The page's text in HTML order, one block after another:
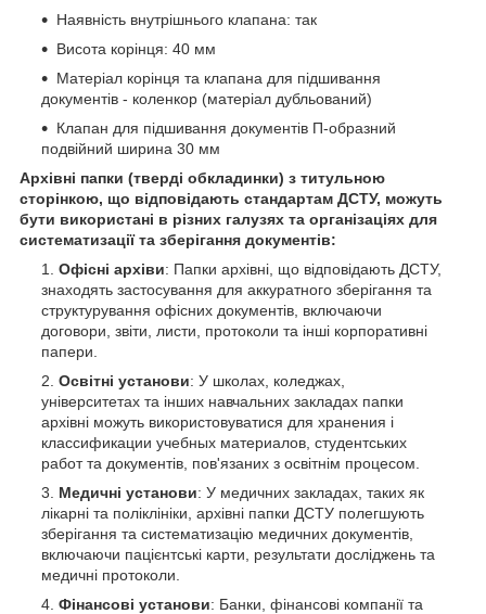
Наявність внутрішнього клапана: так
Висота корінця: 40 мм
Матеріал корінця та клапана для підшивання
документів - коленкор (матеріал дубльований)
Клапан для підшивання документів П-образний
подвійний ширина 30 мм
Архівні папки (тверді обкладинки) з титульною
сторінкою, що відповідають стандартам ДСТУ, можуть
бути використані в різних галузях та організаціях для
систематизації та зберігання документів:
Офісні архіви: Папки архівні, що відповідають ДСТУ,
знаходять застосування для аккуратного зберігання та
структурування офісних документів, включаючи
договори, звіти, листи, протоколи та інші корпоративні
папери.
Освітні установи: У школах, коледжах,
університетах та інших навчальних закладах папки
архівні можуть використовуватися для хранения і
классификации учебных материалов, студентських
работ та документів, пов'язаних з освітнім процесом.
Медичні установи: У медичних закладах, таких як
лікарні та поліклініки, архівні папки ДСТУ полегшують
зберігання та систематизацію медичних документів,
включаючи пацієнтські карти, результати досліджень та
медичні протоколи.
Фінансові установи: Банки, фінансові компанії та